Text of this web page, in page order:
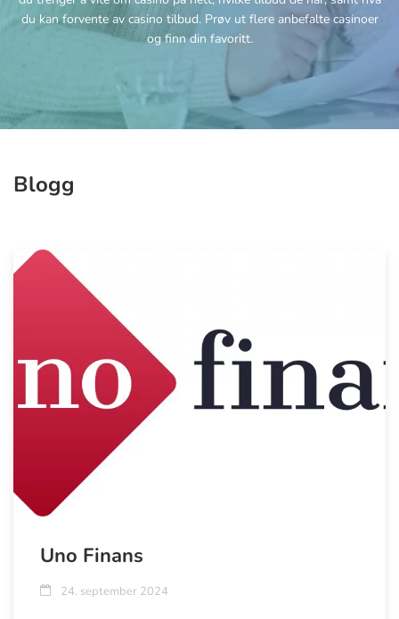
du kan forvente av casino tilbud. Prøv ut flere anbefalte casinoer
og finn din favoritt.
Blogg
Uno Finans
24. september 2024